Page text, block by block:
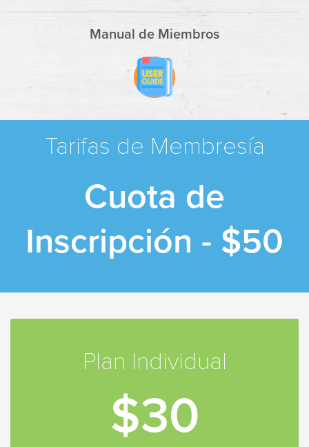
Manual de Miembros
Tarifas de Membresía
Cuota de
Inscripción - $50
Plan Individual
$30